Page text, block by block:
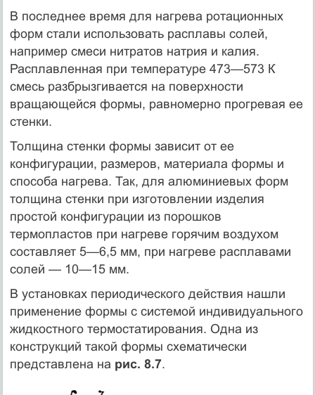
В последнее время для нагрева ротационных
форм стали использовать расплавы солей,
например смеси нитратов натрия и калия.
Расплавленная при температуре 473—573 К
смесь разбрызгивается на поверхности
вращающейся формы, равномерно прогревая ее
стенки.
Толщина стенки формы зависит от ее
конфигурации, размеров, материала формы и
способа нагрева. Так, для алюминиевых форм
толщина стенки при изготовлении изделия
простой конфигурации из порошков
термопластов при нагреве горячим воздухом
составляет 5—6,5 мм, при нагреве расплавами
солей — 10—15 мм.
В установках периодического действия нашли
применение формы с системой индивидуального
жидкостного термостатирования. Одна из
конструкций такой формы схематически
представлена на рис. 8.7.